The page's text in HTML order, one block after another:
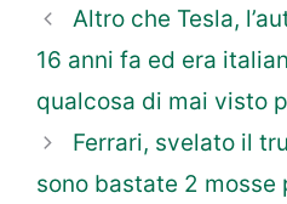
Altro che Tesla,
16 anni fa ed era
qualcosa di mai visto
Ferrari, svelato il
sono bastate 2 mosse